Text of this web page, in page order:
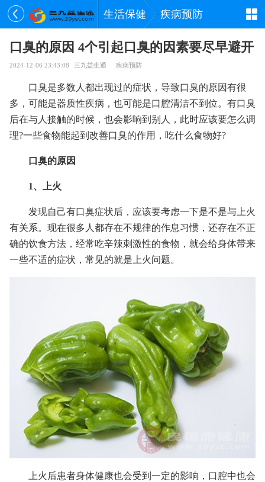
生活保健 疾病预防
口臭的原因 4个引起口臭的因素要尽早避开
2024-12-06 23:43:08 三九益生通 疾病预防
口臭是多数人都出现过的症状，导致口臭的原因有很
多，可能是器质性疾病，也可能是口腔清洁不到位。有口臭
后在与人接触的时候，也会影响到别人，此时应该要怎么调
理?一些食物能起到改善口臭的作用，吃什么食物好?
口臭的原因
1、上火
发现自己有口臭症状后，应该要考虑一下是不是与上火
有关系。现在很多人都存在不规律的作息习惯，还存在不正
确的饮食方法，经常吃辛辣刺激性的食物，就会给身体带来
一些不适的症状，常见的就是上火问题。
上火后患者身体健康也会受到一定的影响，口腔中也会